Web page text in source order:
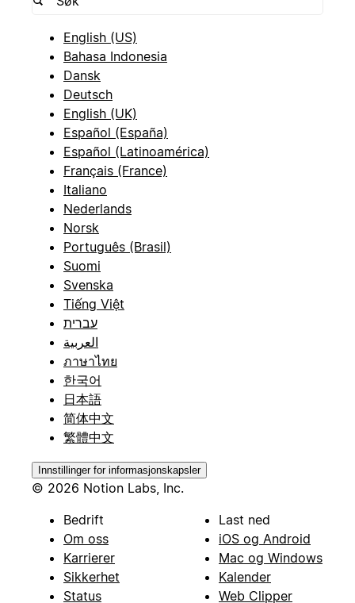
English (US)
Bahasa Indonesia
Dansk
Deutsch
English (UK)
Español (España)
Español (Latinoamérica)
Français (France)
Italiano
Nederlands
Norsk
Português (Brasil)
Suomi
Svenska
Tiếng Việt
עברית
العربية
ภาษาไทย
한국어
日本語
简体中文
繁體中文
Innstillinger for informasjonskapsler
© 2026 Notion Labs, Inc.
Bedrift
Om oss
Karrierer
Sikkerhet
Status
Last ned
iOS og Android
Mac og Windows
Kalender
Web Clipper